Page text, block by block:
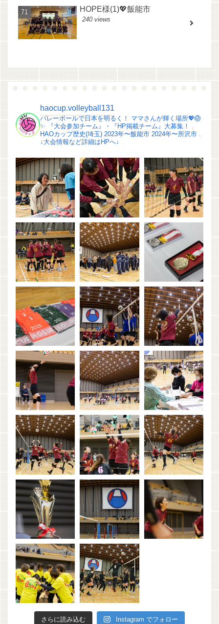
HOPE様(1)💖飯能市
240 views
haocup.volleyball131
バレーボールで日本を明るく！
ママさんが輝く場所💖🏐
✨️ 『大会参加チーム』・『HP掲載チーム』大募集！
.
HAOカップ歴史(埼玉) 2023年〜飯能市 2024年〜所沢市 .
↓大会情報など詳細はHPへ↓
さらに読み込む Instagram でフォロー